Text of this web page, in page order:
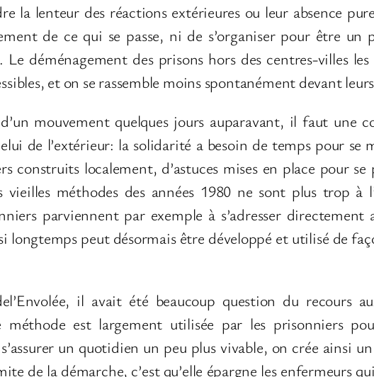
la lenteur des réactions extérieures ou leur absence
de ce qui se passe, ni de s’organiser pour être un
déménagement des prisons hors des centres-villes
et on se rassemble moins spontanément devant
mouvement quelques jours auparavant, il faut une
de l’extérieur: la solidarité a besoin de temps pour se
construits localement, d’astuces mises en place pour
vieilles méthodes des années 1980 ne sont plus trop à
parviennent par exemple à s’adresser
longtemps peut désormais être développé et utilisé de
il avait été beaucoup question du recours
méthode est largement utilisée par les prisonniers
un quotidien un peu plus vivable, on crée ainsi
de la démarche, c’est qu’elle épargne les enfermeurs